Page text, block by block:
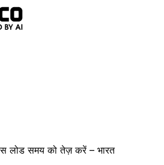
लोड समय को तेज़ करें – भारत